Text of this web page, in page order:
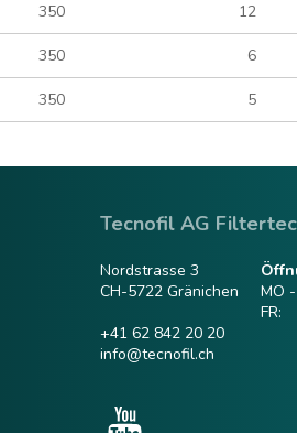
350 12
350 6
350 5
Tecnofil AG
Nordstrasse 3
CH-5722 Gränichen
+41 62 842 20 20
info@tecnofil.ch
MO
FR: